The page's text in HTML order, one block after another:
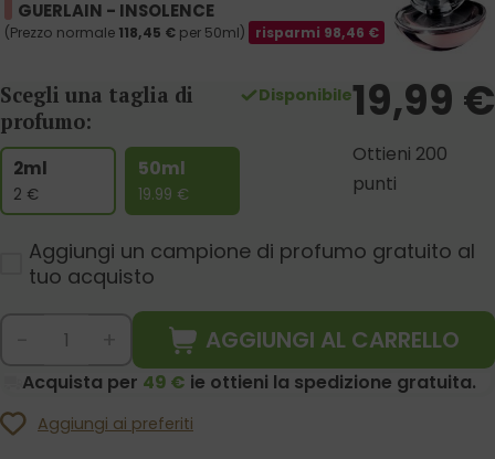
GUERLAIN - INSOLENCE
(Prezzo normale 118,45 € per 50ml) risparmi 98,46 €
Scegli una taglia di
profumo:
2ml
2 €
50ml
19.99 €
Disponibile19,99 €
Ottieni 200
punti
Aggiungi un campione di profumo gratuito al
tuo acquisto
AGGIUNGI AL CARRELLO
Acquista per 49 € ie ottieni la spedizione gratuita.
Aggiungi ai preferiti